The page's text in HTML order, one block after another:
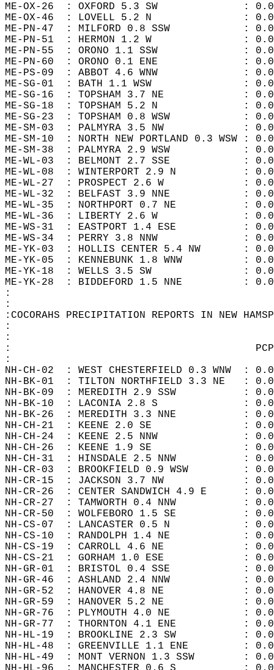
ME-OX-26  : OXFORD 5.3 SW
ME-OX-46  : LOVELL 5.2 N               :
ME-PN-47  : MILFORD 0.8 SSW            :
ME-PN-51  : HERMON 1.2 W               :
ME-PN-55  : ORONO 1.1 SSW              :
ME-PN-60  : ORONO 0.1 ENE              :
ME-PS-09  : ABBOT 4.6 WNW              :
ME-SG-01  : BATH 1.1 WSW               :
ME-SG-16  : TOPSHAM 3.7 NE             :
ME-SG-18  : TOPSHAM 5.2 N              :
ME-SG-23  : TOPSHAM 0.8 WSW
ME-SM-03  : PALMYRA 3.5 NW
ME-SM-10  : NORTH NEW PORTLAND 0.3
ME-SM-38  : PALMYRA 2.9 WSW
ME-WL-03  : BELMONT 2.7 SSE            :
ME-WL-08  : WINTERPORT 2.9 N
ME-WL-27  : PROSPECT 2.6 W             :
ME-WL-32  : BELFAST 3.9 NNE            :
ME-WL-35  : NORTHPORT 0.7 NE
ME-WL-36  : LIBERTY 2.6 W              :
ME-WS-31  : EASTPORT 1.4 ESE
ME-WS-34  : PERRY 3.8 NNW              :
ME-YK-03  : HOLLIS CENTER 5.4 NW
ME-YK-05  : KENNEBUNK 1.8 WNW
ME-YK-18  : WELLS 3.5 SW               :
ME-YK-28  : BIDDEFORD 1.5 NNE
:
:
:COCORAHS PRECIPITATION REPORTS IN NEW
:
:
:                                        PCPN
:
NH-CH-02  : WEST CHESTERFIELD 0.3 WNW
NH-BK-01  : TILTON NORTHFIELD 3.3 NE
NH-BK-09  : MEREDITH 2.9 SSW           :
NH-BK-10  : LACONIA 2.8 S              :
NH-BK-26  : MEREDITH 3.3 NNE           :
NH-CH-21  : KEENE 2.0 SE               :
NH-CH-24  : KEENE 2.5 NNW              :
NH-CH-26  : KEENE 1.9 SE               :
NH-CH-31  : HINSDALE 2.5 NNW           :
NH-CR-03  : BROOKFIELD 0.9 WSW
NH-CR-15  : JACKSON 3.7 NW             :
NH-CR-26  : CENTER SANDWICH 4.9 E
NH-CR-27  : TAMWORTH 0.4 NNW
NH-CR-50  : WOLFEBORO 1.5 SE
NH-CS-07  : LANCASTER 0.5 N            :
NH-CS-10  : RANDOLPH 1.4 NE
NH-CS-19  : CARROLL 4.6 NE
NH-CS-21  : GORHAM 1.0 ESE             :
NH-GR-01  : BRISTOL 0.4 SSE
NH-GR-46  : ASHLAND 2.4 NNW            :
NH-GR-52  : HANOVER 4.8 NE             :
NH-GR-59  : HANOVER 5.2 NE             :
NH-GR-76  : PLYMOUTH 4.0 NE            :
NH-GR-77  : THORNTON 4.1 ENE
NH-HL-19  : BROOKLINE 2.3 SW
NH-HL-48  : GREENVILLE 1.1 ENE
NH-HL-49  : MONT VERNON 1.3 SSW